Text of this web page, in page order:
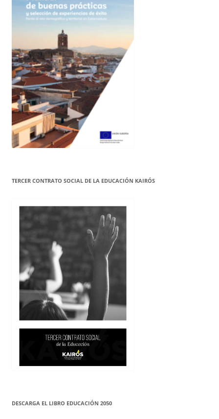
TERCER CONTRATO SOCIAL DE LA EDUCACIÓN KAIRÓS
DESCARGA EL LIBRO EDUCACIÓN 2050